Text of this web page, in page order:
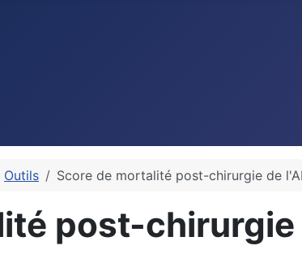
Outils Score de mortalité post-chirurgie de
post-chirurgie